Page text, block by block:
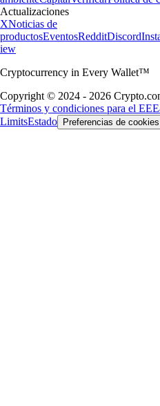
Actualizaciones
XNoticias de
productosEventosRedditDiscord
iew
Cryptocurrency in Every Wallet™
Copyright © 2024 - 2026
Términos y condiciones para el EEE
LimitsEstado Preferencias de cookies